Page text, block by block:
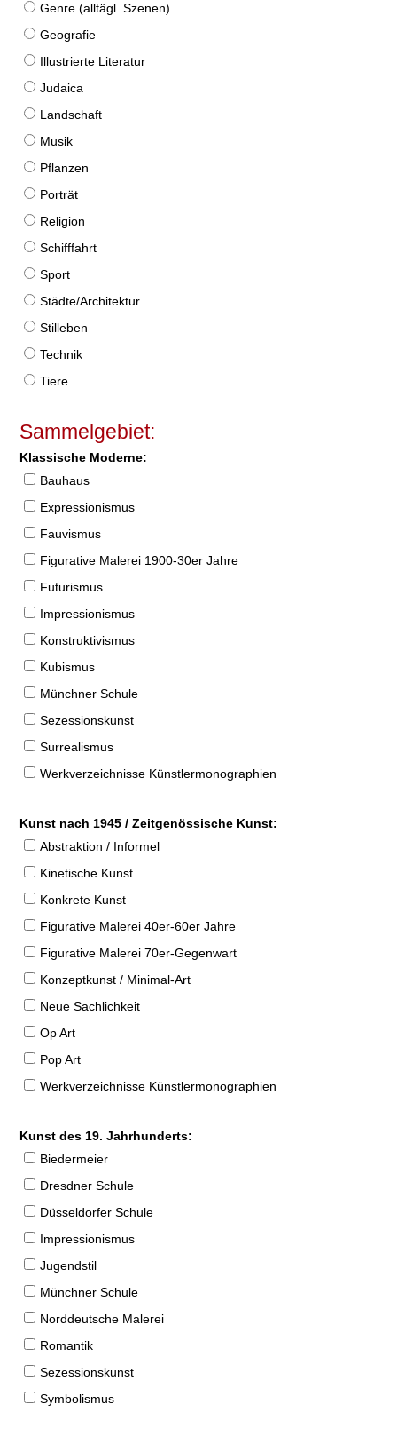
Genre (alltägl. Szenen)
Geografie
Illustrierte Literatur
Judaica
Landschaft
Musik
Pflanzen
Porträt
Religion
Schifffahrt
Sport
Städte/Architektur
Stilleben
Technik
Tiere
Sammelgebiet:
Klassische Moderne:
Bauhaus
Expressionismus
Fauvismus
Figurative Malerei 1900-30er Jahre
Futurismus
Impressionismus
Konstruktivismus
Kubismus
Münchner Schule
Sezessionskunst
Surrealismus
Werkverzeichnisse Künstlermonographien
Kunst nach 1945 / Zeitgenössische Kunst:
Abstraktion / Informel
Kinetische Kunst
Konkrete Kunst
Figurative Malerei 40er-60er Jahre
Figurative Malerei 70er-Gegenwart
Konzeptkunst / Minimal-Art
Neue Sachlichkeit
Op Art
Pop Art
Werkverzeichnisse Künstlermonographien
Kunst des 19. Jahrhunderts:
Biedermeier
Dresdner Schule
Düsseldorfer Schule
Impressionismus
Jugendstil
Münchner Schule
Norddeutsche Malerei
Romantik
Sezessionskunst
Symbolismus